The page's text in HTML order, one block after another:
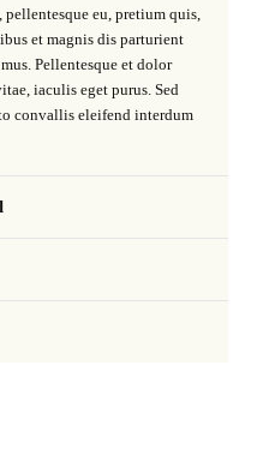
eu, pretium quis,
et magnis dis parturient
Pellentesque et dolor
iaculis eget purus. Sed
convallis eleifend interdum